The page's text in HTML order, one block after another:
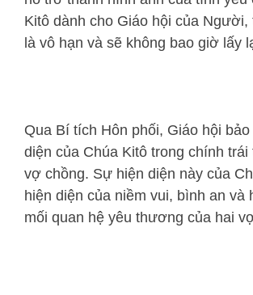
Kitô dành cho Giáo hội của Người,
là vô hạn và sẽ không bao giờ lấy
Qua Bí tích Hôn phối, Giáo hội
diện của Chúa Kitô trong chính trái
vợ chồng. Sự hiện diện này của
hiện diện của niềm vui, bình an và
mối quan hệ yêu thương của hai